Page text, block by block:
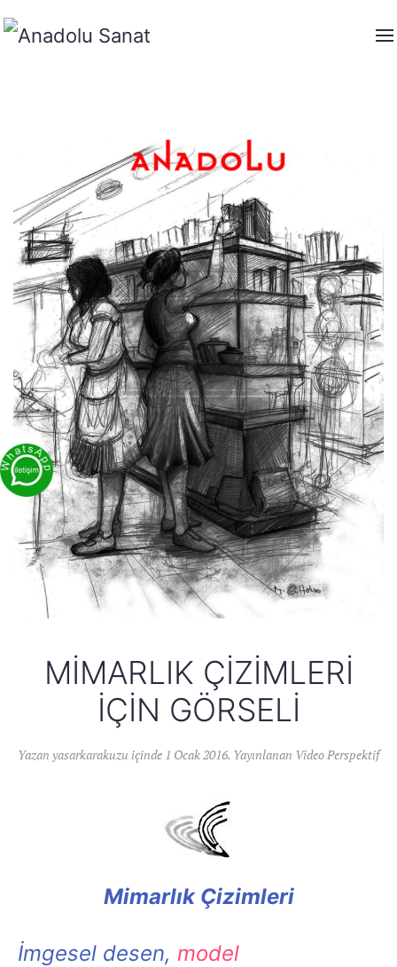
MIMARLIK ÇIZIMLERI
İÇIN GÖRSELI
Yazan yasarkarakuzu içinde 1 Ocak 2016. Yayınlanan Video Perspektif
Mimarlık Çizimleri
İmgesel desen, model